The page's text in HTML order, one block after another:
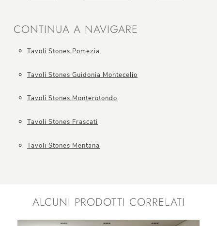
CONTINUA A NAVIGARE
Tavoli Stones Pomezia
Tavoli Stones Guidonia Montecelio
Tavoli Stones Monterotondo
Tavoli Stones Frascati
Tavoli Stones Mentana
ALCUNI PRODOTTI CORRELATI